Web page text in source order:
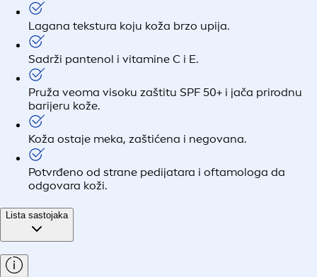
Lagana tekstura koju koža brzo upija.
Sadrži pantenol i vitamine C i E.
Pruža veoma visoku zaštitu SPF 50+ i jača prirodnu
barijeru kože.
Koža ostaje meka, zaštićena i negovana.
Potvrđeno od strane pedijatara i oftamologa da
odgovara koži.
Lista sastojaka